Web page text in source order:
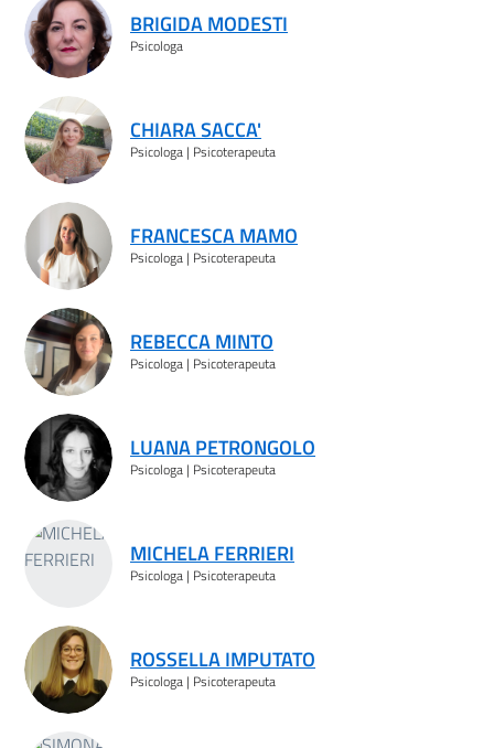
BRIGIDA MODESTI
Psicologa
CHIARA SACCA'
Psicologa | Psicoterapeuta
FRANCESCA MAMO
Psicologa | Psicoterapeuta
REBECCA MINTO
Psicologa | Psicoterapeuta
LUANA PETRONGOLO
Psicologa | Psicoterapeuta
MICHELA FERRIERI
Psicologa | Psicoterapeuta
ROSSELLA IMPUTATO
Psicologa | Psicoterapeuta